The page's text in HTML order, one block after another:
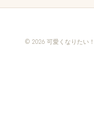
© 2026 可愛くなりたい